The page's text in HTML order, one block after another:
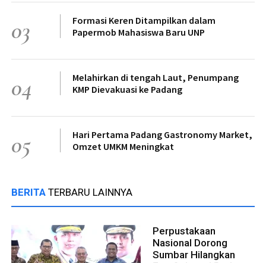
03
Formasi Keren Ditampilkan dalam
Papermob Mahasiswa Baru UNP
04
Melahirkan di tengah Laut, Penumpang
KMP Dievakuasi ke Padang
05
Hari Pertama Padang Gastronomy Market,
Omzet UMKM Meningkat
BERITA TERBARU LAINNYA
Perpustakaan
Nasional Dorong
Sumbar Hilangkan